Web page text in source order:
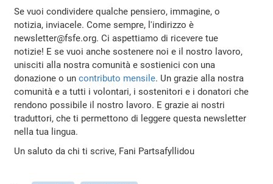
Se vuoi condividere qualche pensiero, immagine, o
notizia, inviacele. Come sempre, l'indirizzo è
newsletter@fsfe.org. Ci aspettiamo di ricevere tue
notizie! E se vuoi anche sostenere noi e il nostro lavoro,
unisciti alla nostra comunità e sostienici con una
donazione o uncontributo mensile. Un grazie alla nostra
comunità e a tutti i volontari, i sostenitori e i donatori che
rendono possibile il nostro lavoro. E grazie ai nostri
traduttori, che ti permettono di leggere questa newsletter
nella tua lingua.
Un saluto da chi ti scrive, Fani Partsafyllidou